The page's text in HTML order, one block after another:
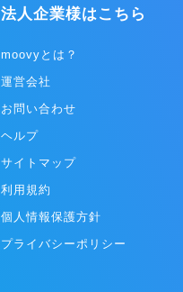
法人企業様はこちら
moovyとは？
運営会社
お問い合わせ
ヘルプ
サイトマップ
利用規約
個人情報保護方針
プライバシーポリシー